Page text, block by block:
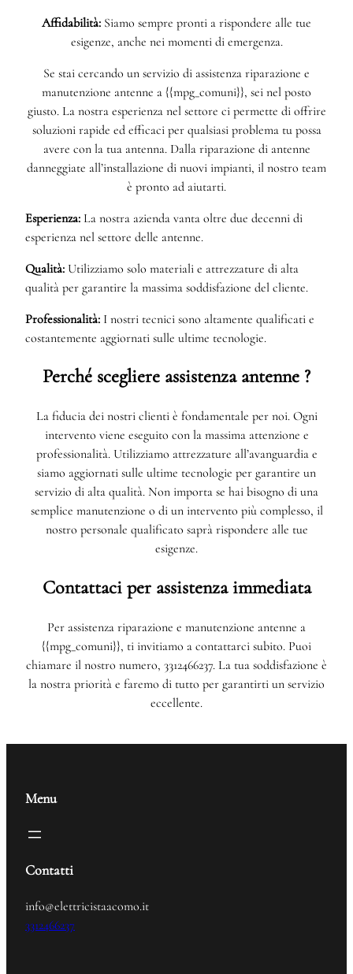
Affidabilità: Siamo sempre pronti a rispondere alle tue
esigenze, anche nei momenti di emergenza.
Se stai cercando un servizio di assistenza riparazione e
manutenzione antenne a {{mpg_comuni}}, sei nel posto
giusto. La nostra esperienza nel settore ci permette di offrire
soluzioni rapide ed efficaci per qualsiasi problema tu possa
avere con la tua antenna. Dalla riparazione di antenne
danneggiate all’installazione di nuovi impianti, il nostro team
è pronto ad aiutarti.
Esperienza: La nostra azienda vanta oltre due decenni di
esperienza nel settore delle antenne.
Qualità: Utilizziamo solo materiali e attrezzature di alta
qualità per garantire la massima soddisfazione del cliente.
Professionalità: I nostri tecnici sono altamente qualificati e
costantemente aggiornati sulle ultime tecnologie.
Perché scegliere assistenza antenne ?
La fiducia dei nostri clienti è fondamentale per noi. Ogni
intervento viene eseguito con la massima attenzione e
professionalità. Utilizziamo attrezzature all’avanguardia e
siamo aggiornati sulle ultime tecnologie per garantire un
servizio di alta qualità. Non importa se hai bisogno di una
semplice manutenzione o di un intervento più complesso, il
nostro personale qualificato saprà rispondere alle tue
esigenze.
Contattaci per assistenza immediata
Per assistenza riparazione e manutenzione antenne a
{{mpg_comuni}}, ti invitiamo a contattarci subito. Puoi
chiamare il nostro numero, 3312466237. La tua soddisfazione è
la nostra priorità e faremo di tutto per garantirti un servizio
eccellente.
Menu
Contatti
info@elettricistaacomo.it
3312466237